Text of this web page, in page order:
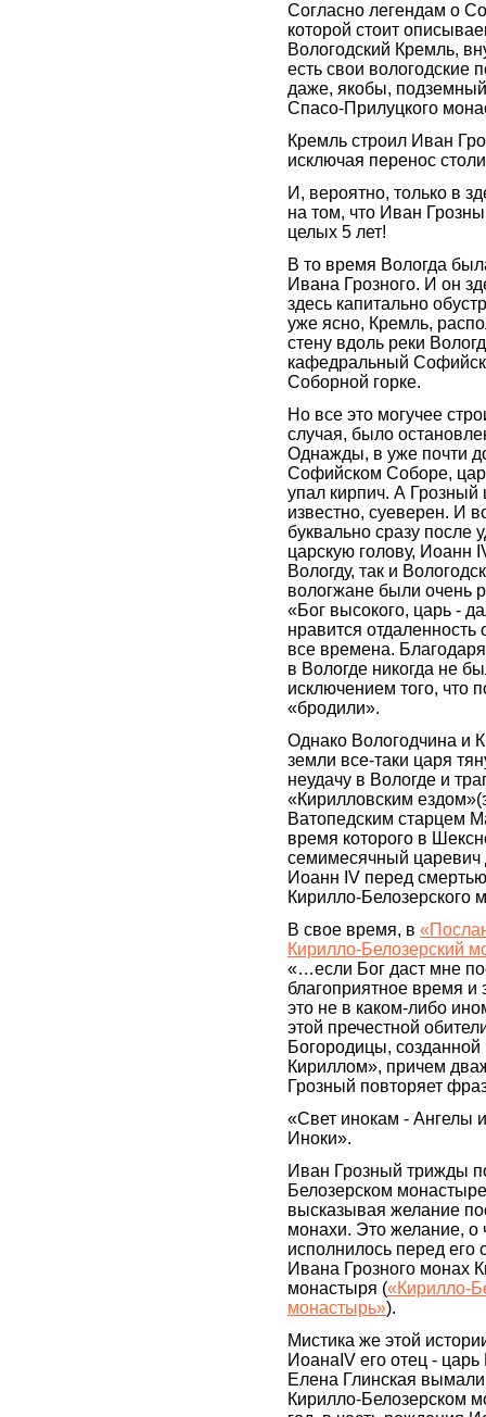
Согласно легендам о
которой стоит
Вологодский Кремль,
есть свои вологодские
даже, якобы,
Спасо-Прилуцкого
Кремль строил Иван
исключая перенос
И, вероятно, только в
на том, что Иван
целых 5 лет!
В то время Вологда
Ивана Грозного. И он
здесь капитально
уже ясно, Кремль,
стену вдоль реки
кафедральный
Соборной горке.
Но все это могучее
случая, было
Однажды, в уже почти
Софийском Соборе,
упал кирпич. А Грозный
известно, суеверен. И
буквально сразу после
царскую голову, Иоанн
Вологду, так и
вологжане были очень
«Бог высокого, царь -
нравится отдаленность
все времена.
в Вологде никогда не
исключением того, что
«бродили».
Однако Вологодчина и
земли все-таки царя
неудачу в Вологде и
«Кирилловским
Ватопедским старцем
время которого в
семимесячный
Иоанн IV перед
Кирилло-Белозерского
В свое время, в
Кирилло-Белозерский
«…если Бог даст мне
благоприятное время
это не в каком-либо
этой пречестной
Богородицы, созданной
Кириллом», причем
Грозный повторяет
«Свет инокам - Ангелы
Иноки».
Иван Грозный трижды
Белозерском
высказывая желание
монахи. Это желание, о
исполнилось перед его
Ивана Грозного монах
монастыря («Кирилло-
монастырь»).
Мистика же этой
ИоанаIV его отец -
Елена Глинская
Кирилло-Белозерском